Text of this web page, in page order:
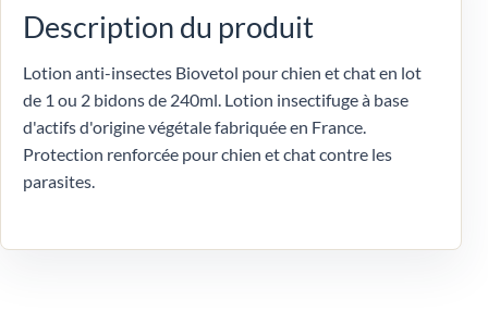
Description du produit
Lotion anti-insectes Biovetol pour chien et chat en lot
de 1 ou 2 bidons de 240ml. Lotion insectifuge à base
d'actifs d'origine végétale fabriquée en France.
Protection renforcée pour chien et chat contre les
parasites.